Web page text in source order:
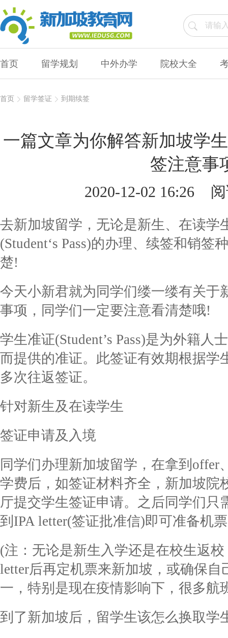
首页 留学规划 中外办学 院校大全
首页 留学签证 到期续签
一篇文章为你解答新加坡学
签注意事
2020-12-02 16:26
去新加坡留学，无论是新生、在读学
(Student‘s Pass)的办理、续签和销签
楚!
今天小新君就为同学们缕一缕有关于
事项，同学们一定要注意看清楚哦!
学生准证(Student’s Pass)是为外籍人
而提供的准证。此签证有效期根据学
多次往返签证。
针对新生及在读学生
签证申请及入境
同学们办理新加坡留学，在拿到offer
学费后，如签证材料齐全，新加坡院
厅提交学生签证申请。之后同学们只
到IPA letter(签证批准信)即可准备机
(注：无论是新生入学还是在校生返
letter后再定机票来新加坡，或确保
一，特别是现在疫情影响下，很多航
到了新加坡后，留学生该怎么换取学